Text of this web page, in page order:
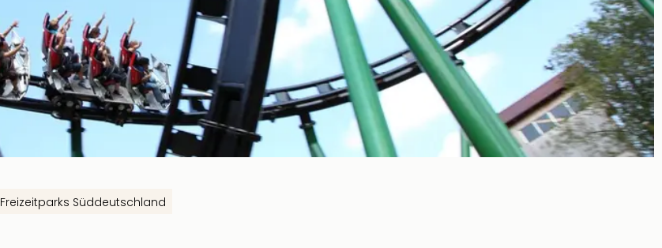
Freizeitparks Süddeutschland